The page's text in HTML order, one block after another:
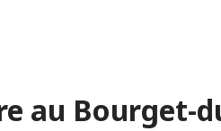
au Bourget-